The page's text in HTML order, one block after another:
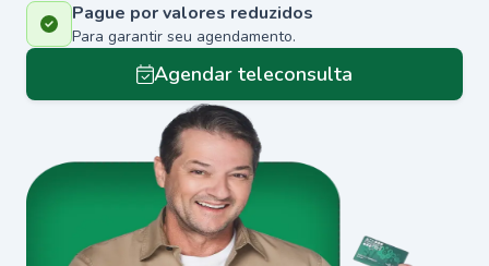
Pague por valores reduzidos
Para garantir seu agendamento.
Agendar teleconsulta